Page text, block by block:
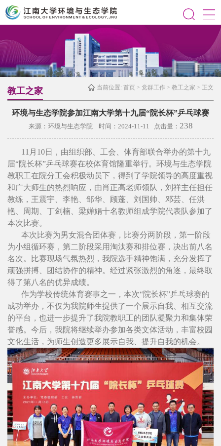
当前位置: 首页 > 党群工作 > 教工之家 > 正文
教工之家
环境与生态学院参加江南大学第十九届“院长杯”乒乓球赛
来源：环境与生态学院 时间：2024-11-11 点击量： 238
11月10日，由组织部、工会、体育部联合举办的第十九
届“院长杯”乒乓球赛在校体育馆隆重举行。环境与生态学院
教职工在院分工会积极动员下，得到了学院领导的高度重视
和广大师生的热烈响应，由肖正高老师领队，刘祥主任担任
教练，王震宇、李艳、邹华、顾蓬、刘国帅、邓芸、任洪
艳、周期、丁剑楠、梁婵娟十名教师组成学院代表队参加了
本次比赛。
本次比赛为男女混合团体赛，比赛分两阶段，第一阶段
为小组循环赛，第二阶段采用淘汰赛和排位赛，决出前八名
名次。比赛现场气氛热烈，我院选手精神饱满，充分发挥了
顽强拼搏、团结协作的精神。经过紧张激烈的角逐，最终取
得了第八名的优异成绩。
作为学校传统体育赛事之一，本次“院长杯”乒乓球赛的
成功举办，不仅为我院师生提供了一个展示自我、相互交流
的平台，也进一步提升了我院教职工的团队凝聚力和集体荣
誉感。今后，我院将继续举办参加各类文体活动，丰富校园
文化生活，为师生创造更多展示自我、提升自我的机会。